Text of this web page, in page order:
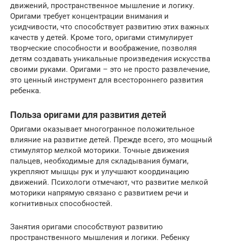
движений, пространственное мышление и логику.
Оригами требует концентрации внимания и
усидчивости, что способствует развитию этих важных
качеств у детей. Кроме того, оригами стимулирует
творческие способности и воображение, позволяя
детям создавать уникальные произведения искусства
своими руками. Оригами – это не просто развлечение,
это ценный инструмент для всестороннего развития
ребенка.
Польза оригами для развития детей
Оригами оказывает многогранное положительное
влияние на развитие детей. Прежде всего, это мощный
стимулятор мелкой моторики. Точные движения
пальцев, необходимые для складывания бумаги,
укрепляют мышцы рук и улучшают координацию
движений. Психологи отмечают, что развитие мелкой
моторики напрямую связано с развитием речи и
когнитивных способностей.
Занятия оригами способствуют развитию
пространственного мышления и логики. Ребенку